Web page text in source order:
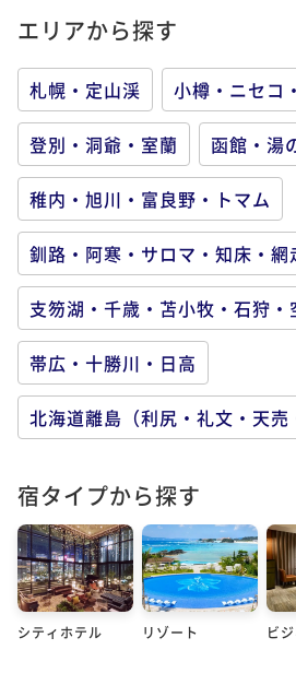
エリアから探す
札幌・定山渓 小樽・ニセコ
登別・洞爺・室蘭 函館・湯
稚内・旭川・富良野・トマム
釧路・阿寒・サロマ・知床・網
支笏湖・千歳・苫小牧・石狩・
帯広・十勝川・日高
北海道離島（利尻・礼文・天売
宿タイプから探す
シティホテル リゾート ビ